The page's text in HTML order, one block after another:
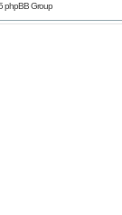
phpBB Group